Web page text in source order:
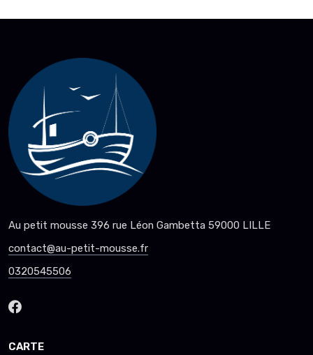
Au petit mousse 396 rue Léon Gambetta 59000 LILLE
contact@au-petit-mousse.fr
0320545506
CARTE